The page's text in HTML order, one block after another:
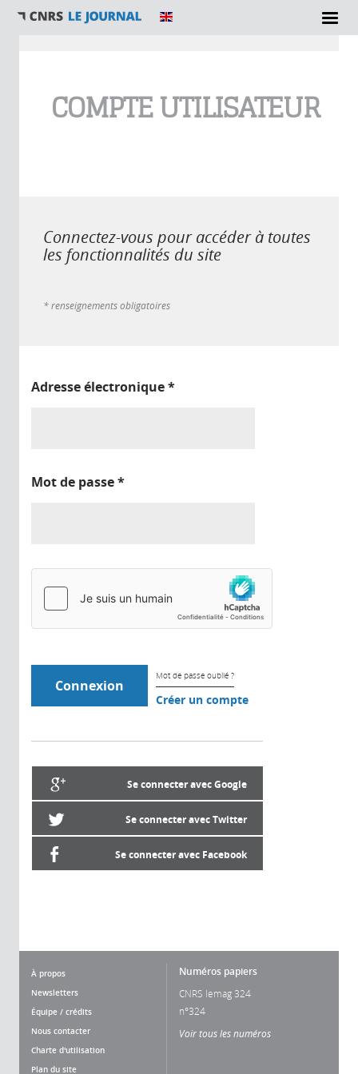
COMPTE UTILISATEUR
Connectez-vous pour accéder à toutes
les fonctionnalités du site
* renseignements obligatoires
Adresse électronique*
Mot de passe*
Mot de passe oublié ?
Créer un compte
Se connecter avec Google
Se connecter avec Twitter
Se connecter avec Facebook
À propos
Newsletters
Équipe / crédits
Nous contacter
Charte d'utilisation
Plan du site
Numéros papiers
CNRS lemag 324
n°324
Voir tous les numéros